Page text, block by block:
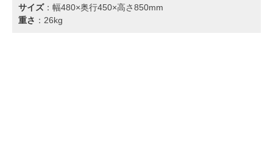
サイズ：幅480×奥行450×高さ850mm
重さ ：26kg